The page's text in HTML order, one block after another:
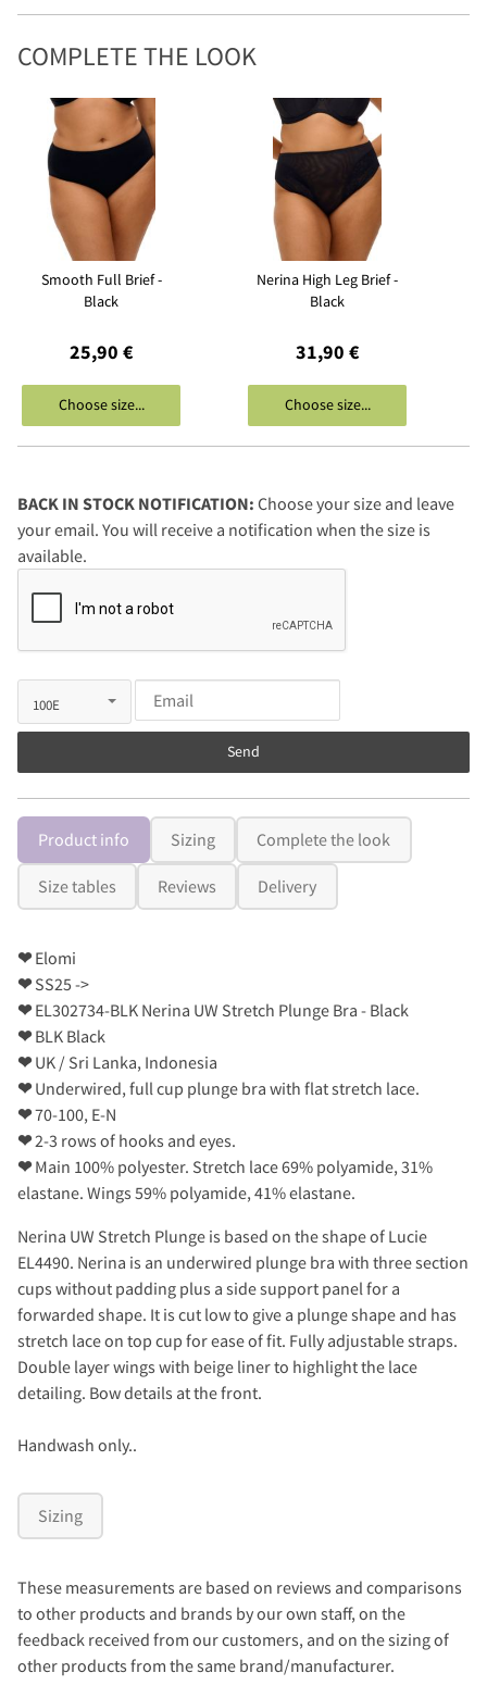
COMPLETE THE LOOK
Smooth Full Brief -
Black
25,90 €
Choose size...
Nerina High Leg Brief -
Black
31,90 €
Choose size...
BACK IN STOCK NOTIFICATION: Choose your size and leave
your email. You will receive a notification when the size is
available.
Send
Product info Sizing Complete the look
Size tables Reviews Delivery
❤Elomi
❤SS25 ->
❤EL302734-BLK Nerina UW Stretch Plunge Bra - Black
❤BLK Black
❤UK / Sri Lanka, Indonesia
❤Underwired, full cup plunge bra with flat stretch lace.
❤70-100, E-N
❤2-3 rows of hooks and eyes.
❤Main 100% polyester. Stretch lace 69% polyamide, 31%
elastane. Wings 59% polyamide, 41% elastane.
Nerina UW Stretch Plunge is based on the shape of Lucie
EL4490. Nerina is an underwired plunge bra with three section
cups without padding plus a side support panel for a
forwarded shape. It is cut low to give a plunge shape and has
stretch lace on top cup for ease of fit. Fully adjustable straps.
Double layer wings with beige liner to highlight the lace
detailing. Bow details at the front.
Handwash only..
Sizing
These measurements are based on reviews and comparisons
to other products and brands by our own staff, on the
feedback received from our customers, and on the sizing of
other products from the same brand/manufacturer.